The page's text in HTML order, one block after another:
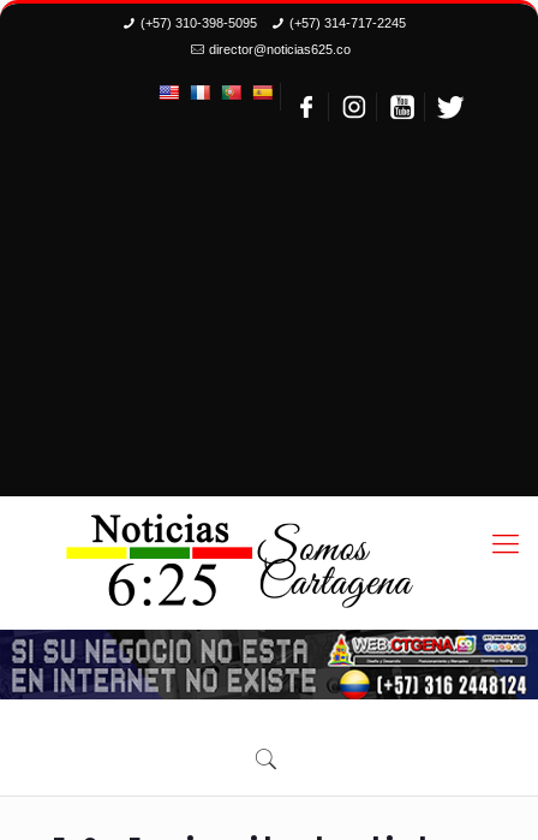
(+57) 310-398-5095
(+57) 314-717-2245
director@noticias625.co